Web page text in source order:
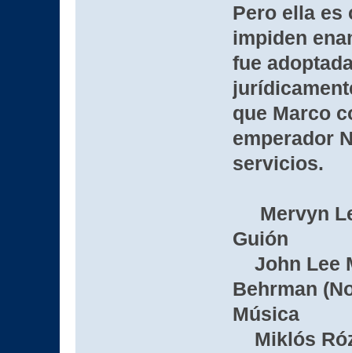
Pero ella es
impiden
fue
que Marco
emperador
servicios.
Mervyn
Guión
John Lee
Behrman
Música
Miklós